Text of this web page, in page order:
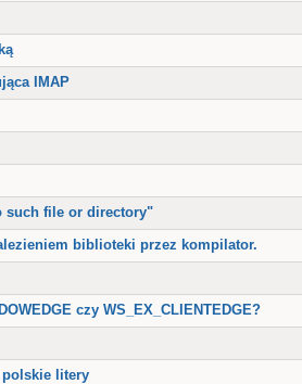
IMAP
such file or directory"
biblioteki przez kompilator.
czy WS_EX_CLIENTEDGE?
polskie litery